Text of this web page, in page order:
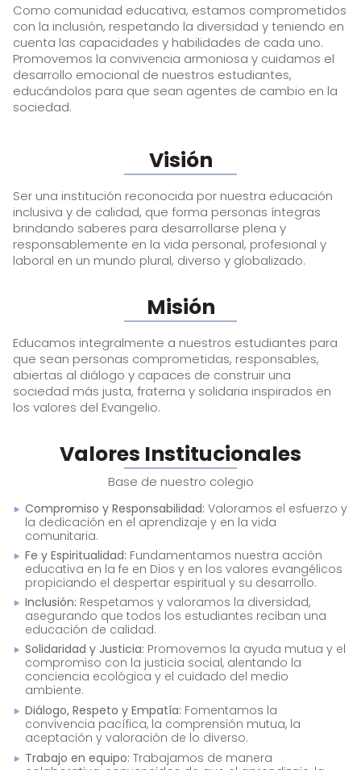
Como comunidad educativa, estamos comprometidos
con la inclusión, respetando la diversidad y teniendo en
cuenta las capacidades y habilidades de cada uno.
Promovemos la convivencia armoniosa y cuidamos el
desarrollo emocional de nuestros estudiantes,
educándolos para que sean agentes de cambio en la
sociedad.
Visión
Ser una institución reconocida por nuestra educación
inclusiva y de calidad, que forma personas íntegras
brindando saberes para desarrollarse plena y
responsablemente en la vida personal, profesional y
laboral en un mundo plural, diverso y globalizado.
Misión
Educamos integralmente a nuestros estudiantes para
que sean personas comprometidas, responsables,
abiertas al diálogo y capaces de construir una
sociedad más justa, fraterna y solidaria inspirados en
los valores del Evangelio.
Valores Institucionales
Base de nuestro colegio
Compromiso y Responsabilidad: Valoramos el esfuerzo y
la dedicación en el aprendizaje y en la vida
comunitaria.
Fe y Espiritualidad: Fundamentamos nuestra acción
educativa en la fe en Dios y en los valores evangélicos
propiciando el despertar espiritual y su desarrollo.
Inclusión: Respetamos y valoramos la diversidad,
asegurando que todos los estudiantes reciban una
educación de calidad.
Solidaridad y Justicia: Promovemos la ayuda mutua y el
compromiso con la justicia social, alentando la
conciencia ecológica y el cuidado del medio
ambiente.
Diálogo, Respeto y Empatía: Fomentamos la
convivencia pacífica, la comprensión mutua, la
aceptación y valoración de lo diverso.
Trabajo en equipo: Trabajamos de manera